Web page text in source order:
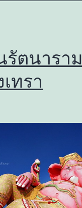
รัตนาราม
ทรา